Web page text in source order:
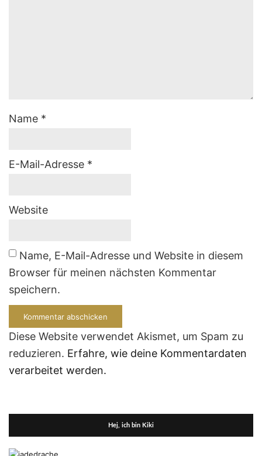
Name *
E-Mail-Adresse *
Website
Name, E-Mail-Adresse und Website in diesem
Browser für meinen nächsten Kommentar
speichern.
Diese Website verwendet Akismet, um Spam zu
reduzieren. Erfahre, wie deine Kommentardaten
verarbeitet werden.
Hej, ich bin Kiki